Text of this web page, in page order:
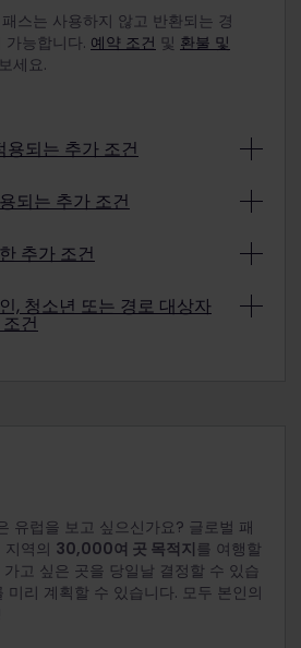
스는 사용하지 않고 반환되는 경
가능합니다. 예약 조건 및 환불 및
세요.
되는 추가 조건
라 특별 행사를 통해 구매하신 유
하세요.더 알아보기
되는 추가 조건
행하려면 여행 시작 날짜를 기준
청소년 패스와 함께 사용할 수 있
점 기준 청소년의 나이가 만 18세 이
추가 조건
여행하려면 여행 시작 날짜를 기
이어야 합니다.
, 청소년 또는 경로 대상자
건
어린이 패스가 있으면 무료로 여행
이는 성인 패스, 청소년 패스 또는
인은 꼭 가족일 필요는 없으며 만
나 가능합니다.
날짜를 기준으로 만 11세 이하이어
유럽을 보고 싶으신가요? 글로벌 패
역의 30,000여 곳 목적지를 여행할
고 싶은 곳을 당일날 결정할 수 있습
미리 계획할 수 있습니다. 모두 본인의